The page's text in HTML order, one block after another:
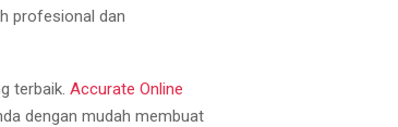
profesional dan
terbaik. Accurate Online
dengan mudah membuat